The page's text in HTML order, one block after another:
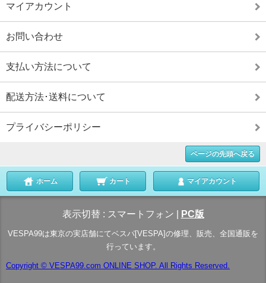
マイアカウント
お問い合わせ
支払い方法について
配送方法･送料について
プライバシーポリシー
ページの先頭へ戻る
ホーム カート マイアカウント
表示切替 : スマートフォン PC版
VESPA99は東京の実店舗にてベスパ[VESPA]の修理、販売、全国通販を
行っています。
Copyright © VESPA99.com ONLINE SHOP. All Rights Reserved.